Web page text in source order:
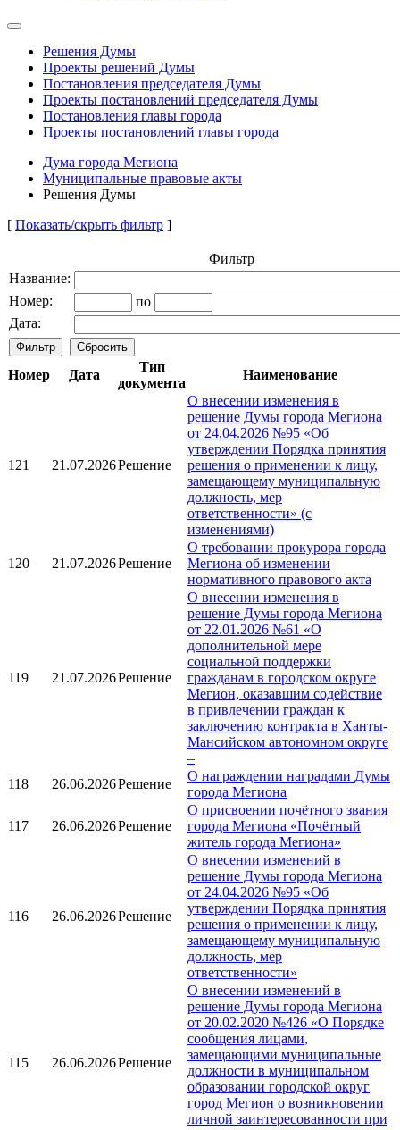
Решения Думы
Проекты решений Думы
Постановления председателя Думы
Проекты постановлений председателя Думы
Постановления главы города
Проекты постановлений главы города
Дума города Мегиона
Муниципальные правовые акты
Решения Думы
[ Показать/скрыть фильтр ]
Фильтр
Название:
Номер:
по
Дата:
Номер Дата
Тип
документа
Наименование
121 21.07.2026Решение
О внесении изменения в
решение Думы города Мегиона
от 24.04.2026 №95 «Об
утверждении Порядка принятия
решения о применении к лицу,
замещающему муниципальную
должность, мер
ответственности» (с
изменениями)
120 21.07.2026Решение
О требовании прокурора города
Мегиона об изменении
нормативного правового акта
119 21.07.2026Решение
О внесении изменения в
решение Думы города Мегиона
от 22.01.2026 №61 «О
дополнительной мере
социальной поддержки
гражданам в городском округе
Мегион, оказавшим содействие
в привлечении граждан к
заключению контракта в Ханты-
Мансийском автономном округе
–
118
26.06.2026Решение
О награждении наградами Думы
города Мегиона
117 26.06.2026Решение
О присвоении почётного звания
города Мегиона «Почётный
житель города Мегиона»
116 26.06.2026Решение
О внесении изменений в
решение Думы города Мегиона
от 24.04.2026 №95 «Об
утверждении Порядка принятия
решения о применении к лицу,
замещающему муниципальную
должность, мер
ответственности»
115 26.06.2026Решение
О внесении изменений в
решение Думы города Мегиона
от 20.02.2020 №426 «О Порядке
сообщения лицами,
замещающими муниципальные
должности в муниципальном
образовании городской округ
город Мегион о возникновении
личной заинтересованности при